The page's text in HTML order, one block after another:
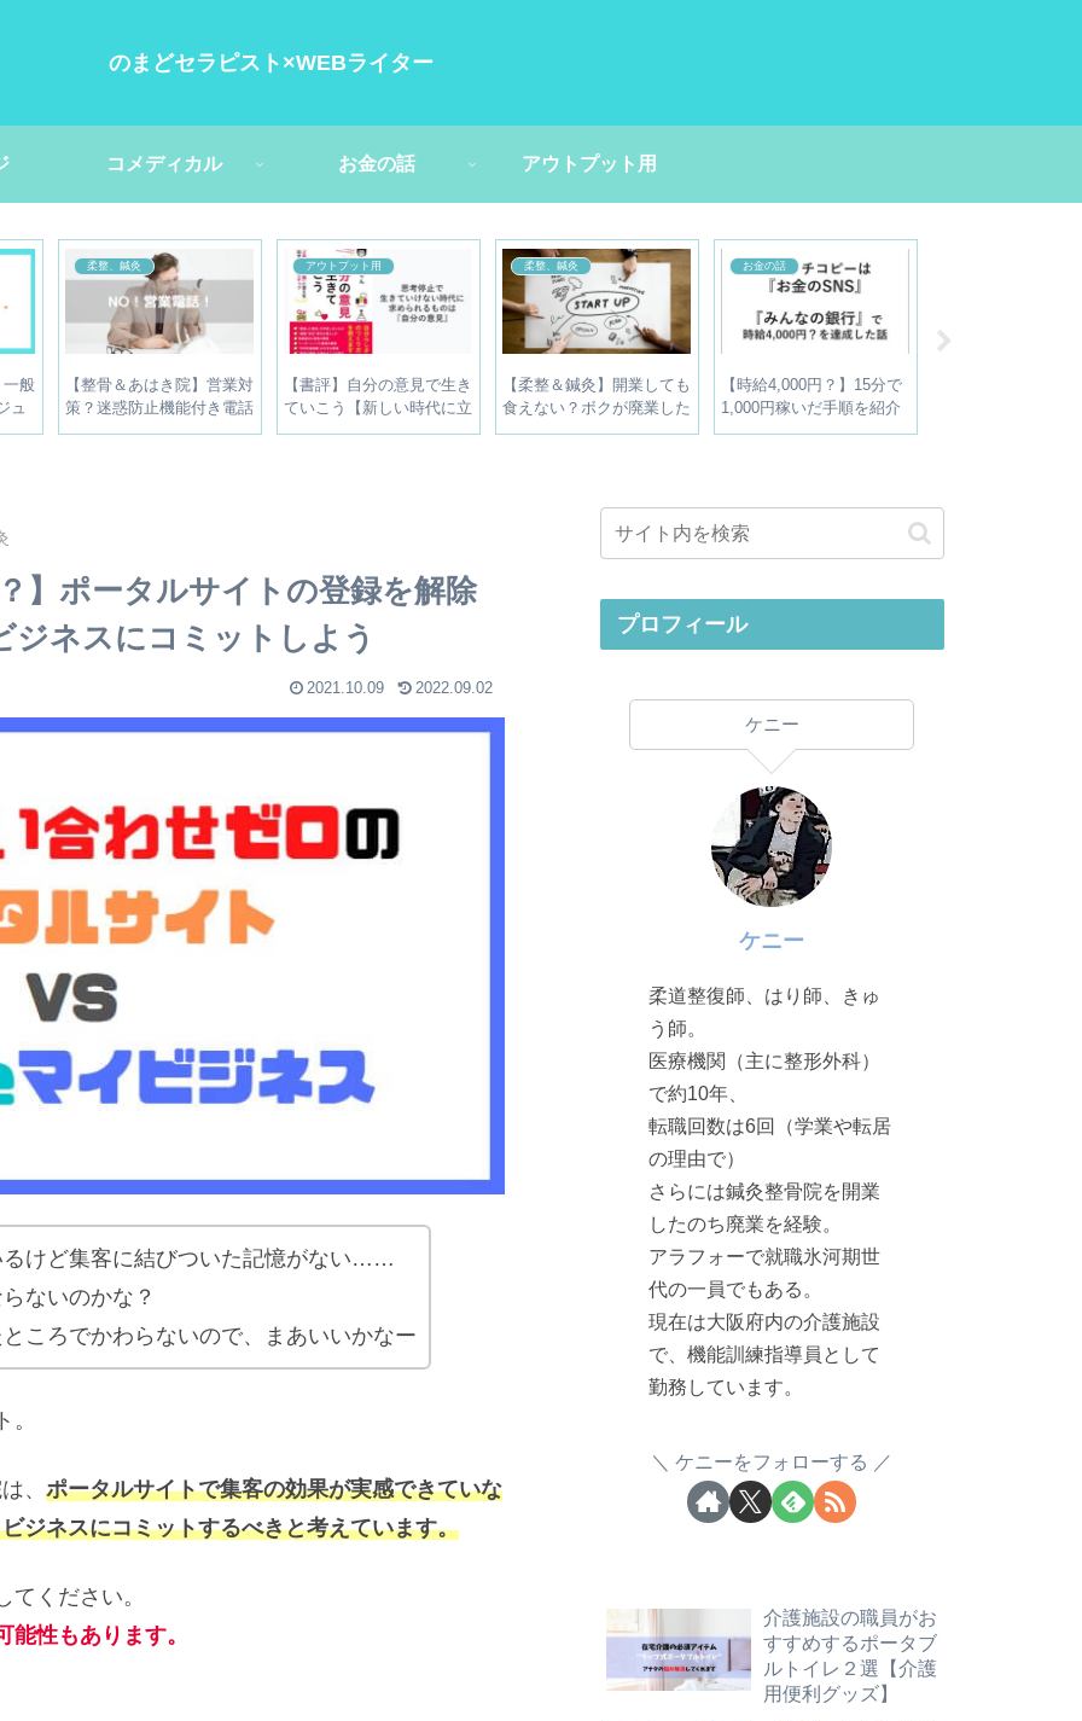
のまどセラピスト×WEBライター
コメディカル お金の話 アウトプット用
柔整、鍼灸
【たった5分で登録可
能？】無料で入れる保険
『フリーナンスのあんしん
介護関連
介護の仕事は生産性が低
い？←無視してオッケーで
す
介護関連
介護施設の職員がおすすめ
するポータブルトイレ２選
【介護用便利グッズ】
Wordpress
WordPress基本マニュア
ル：メニューの設定方法
】ポータルサイトの登録を解除
ネスにコミットしよう
2021.10.09 2022.09.02
るけど集客に結びついた記憶がない……
ないのかな？
ころでかわらないので、まあいいかなー
、 ポータルサイトで集客の効果が実感できていな
ジネスにコミットするべきと考えています。
ください。
性もあります。
プロフィール
ケニー
ケニー
柔道整復師、はり師、きゅ
う師。
医療機関（主に整形外科）
で約10年、
転職回数は6回（学業や転居
の理由で）
さらには鍼灸整骨院を開業
したのち廃業を経験。
アラフォーで就職氷河期世
代の一員でもある。
現在は大阪府内の介護施設
で、機能訓練指導員として
勤務しています。
ケニーをフォローする
介護施設の職員がお
すすめするポータブ
ルトイレ２選【介護
用便利グッズ】